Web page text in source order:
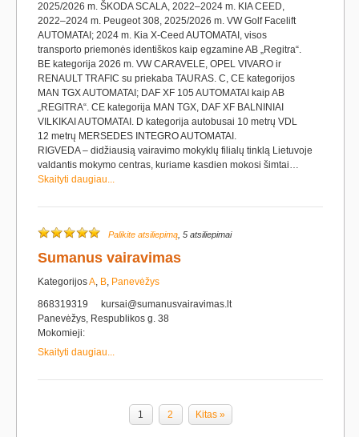
2025/2026 m. ŠKODA SCALA, 2022–2024 m. KIA CEED,
2022–2024 m. Peugeot 308, 2025/2026 m. VW Golf Facelift
AUTOMATAI; 2024 m. Kia X-Ceed AUTOMATAI, visos
transporto priemonės identiškos kaip egzamine AB „Regitra“.
BE kategorija 2026 m. VW CARAVELE, OPEL VIVARO ir
RENAULT TRAFIC su priekaba TAURAS. C, CE kategorijos
MAN TGX AUTOMATAI; DAF XF 105 AUTOMATAI kaip AB
„REGITRA“. CE kategorija MAN TGX, DAF XF BALNINIAI
VILKIKAI AUTOMATAI. D kategorija autobusai 10 metrų VDL
12 metrų MERSEDES INTEGRO AUTOMATAI.
RIGVEDA – didžiausią vairavimo mokyklų filialų tinklą Lietuvoje
valdantis mokymo centras, kuriame kasdien mokosi šimtai…
Skaityti daugiau...
Palikite atsiliepimą , 5 atsiliepimai
Sumanus vairavimas
KategorijosA, B, Panevėžys
868319319
kursai@sumanusvairavimas.lt
Panevėžys, Respublikos g. 38
Mokomieji:
Skaityti daugiau...
1 2 Kitas »